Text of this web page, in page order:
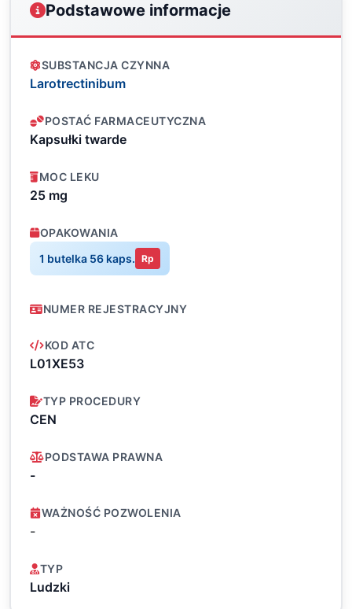
Podstawowe informacje
SUBSTANCJA CZYNNA
Larotrectinibum
POSTAĆ FARMACEUTYCZNA
Kapsułki twarde
MOC LEKU
25 mg
OPAKOWANIA
1 butelka 56 kaps. Rp
NUMER REJESTRACYJNY
KOD ATC
L01XE53
TYP PROCEDURY
CEN
PODSTAWA PRAWNA
-
WAŻNOŚĆ POZWOLENIA
-
TYP
Ludzki